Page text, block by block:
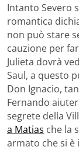
Intanto Severo
romantica
non può stare
cauzione per
Julieta dovrà
Saul, a questo
Don Ignacio,
Fernando
segrete della
a Matias che la
armato che si